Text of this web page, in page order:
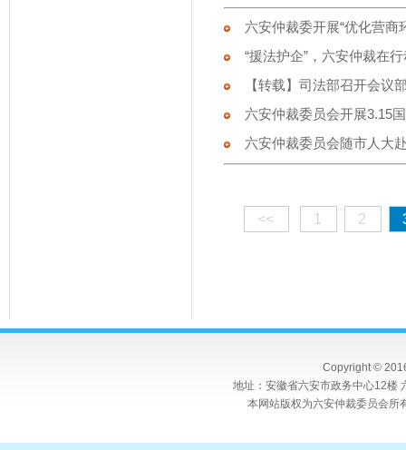
六安仲裁委开展“优化营商
“援法护企”，六安仲裁在
【转载】司法部召开会议
六安仲裁委员会开展3.15
六安仲裁委员会随市人大
<< 1 2
Copyright ©
地址：安徽省六安市政务中心12
本网站版权为六安仲裁委员会